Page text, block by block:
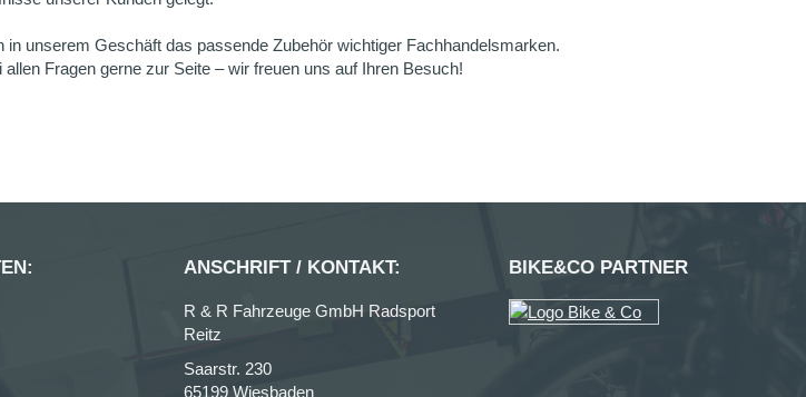
unserem Geschäft das passende Zubehör wichtiger Fachhandelsmarken.
Fragen gerne zur Seite – wir freuen uns auf Ihren Besuch!
ANSCHRIFT / KONTAKT:
R & R Fahrzeuge GmbH Radsport
Reitz
Saarstr. 230
65199 Wiesbaden
BIKE&CO PARTNER